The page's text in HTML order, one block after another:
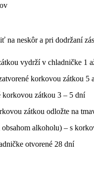
neskôr a pri dodržaní
vydrží v chladničke 1
korkovou zátkou 5
korkovou zátkou 3 – 5 dní
zátkou odložte na
alkoholu) – s
otvorené 28 dní